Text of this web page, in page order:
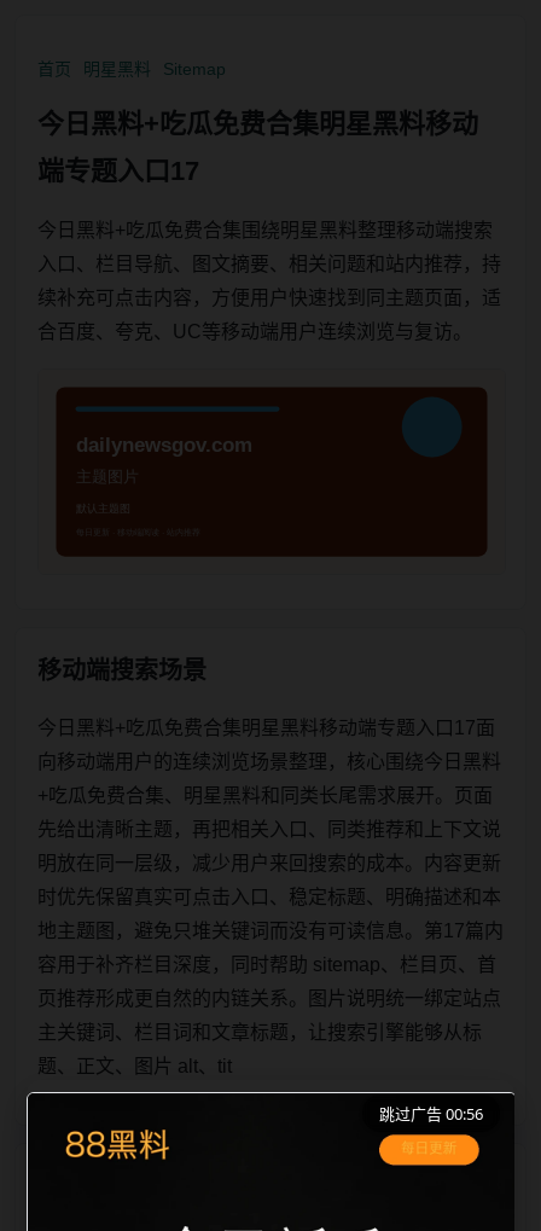
首页 明星黑料 Sitemap
今日黑料+吃瓜免费合集明星黑料移动
端专题入口17
今日黑料+吃瓜免费合集围绕明星黑料整理移动端搜索
入口、栏目导航、图文摘要、相关问题和站内推荐，持
续补充可点击内容，方便用户快速找到同主题页面，适
合百度、夸克、UC等移动端用户连续浏览与复访。
移动端搜索场景
今日黑料+吃瓜免费合集明星黑料移动端专题入口17面
向移动端用户的连续浏览场景整理，核心围绕今日黑料
+吃瓜免费合集、明星黑料和同类长尾需求展开。页面
先给出清晰主题，再把相关入口、同类推荐和上下文说
明放在同一层级，减少用户来回搜索的成本。内容更新
时优先保留真实可点击入口、稳定标题、明确描述和本
地主题图，避免只堆关键词而没有可读信息。第17篇内
容用于补齐栏目深度，同时帮助 sitemap、栏目页、首
页推荐形成更自然的内链关系。图片说明统一绑定站点
主关键词、栏目词和文章标题，让搜索引擎能够从标
题、正文、图片 alt、tit
跳过广告 00:56